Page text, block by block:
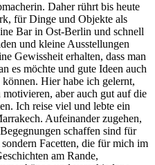
Daher rührt bis heute
für Dinge und Objekte als
Bar in Ost-Berlin und schnell
und kleine Ausstellungen
Gewissheit erhalten, dass man
es möchte und gute Ideen auch
Hier habe ich gelernt,
aber auch gut auf die
Ich reise viel und lebte ein
Aufeinander zugehen,
schaffen sind für
Facetten, die für mich im
am Rande,